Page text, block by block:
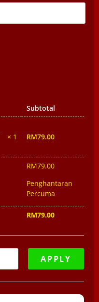
Subtotal
× 1 RM79.00
RM79.00
Penghantaran
Percuma
RM79.00
APPLY